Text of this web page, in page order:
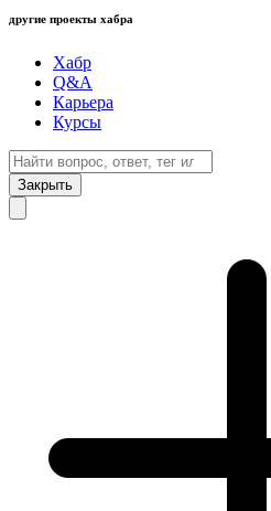
другие проекты хабра
Хабр
Q&A
Карьера
Курсы
Закрыть